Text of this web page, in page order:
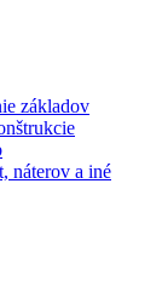
základov
náterov a iné